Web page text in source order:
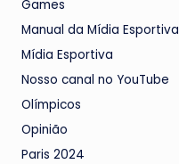
Games
Manual da Mídia Esportiva
Mídia Esportiva
Nosso canal no YouTube
Olímpicos
Opinião
Paris 2024